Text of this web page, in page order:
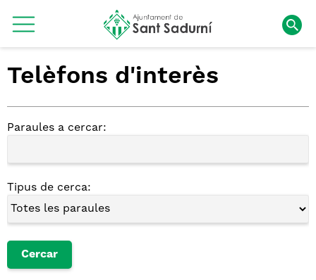
Telèfons d'interès
Paraules a cercar:
Tipus de cerca: